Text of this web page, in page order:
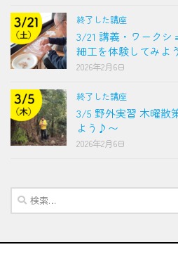
終了した講座
3/21 講義・ワークシ
細工を体験してみよ
2026年2月6日
終了した講座
3/5 野外実習 木曜散
よう♪〜
2026年2月6日
検
索: